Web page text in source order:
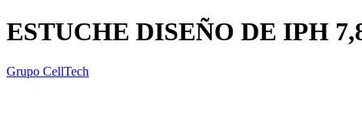
ESTUCHE DISEÑO DE IPH
Grupo CellTech